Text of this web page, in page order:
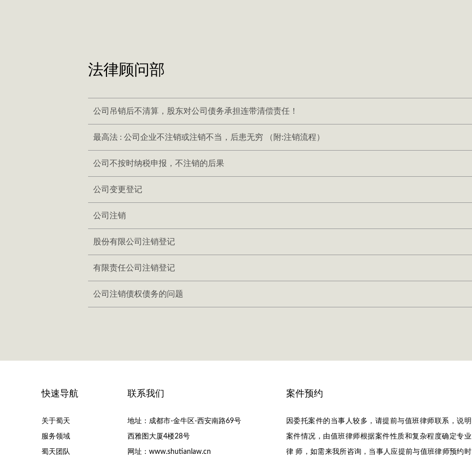
法律顾问部
公司吊销后不清算，股东对公司债务承担连带清偿责任！
最高法 : 公司企业不注销或注销不当，后患无穷 （附:注销流程）
公司不按时纳税申报，不注销的后果
公司变更登记
公司注销
股份有限公司注销登记
有限责任公司注销登记
公司注销债权债务的问题
快速导航
关于蜀天
服务领域
蜀天团队
联系我们
地址：成都市-金牛区-西安南路69号
西雅图大厦4楼28号
网址：www.shutianlaw.cn
案件预约
因委托案件的当事人较多，请提前与值班律师联系，说明
案件情况，由值班律师根据案件性质和复杂程度确定专业
律 师，如需来我所咨询，当事人应提前与值班律师预约时